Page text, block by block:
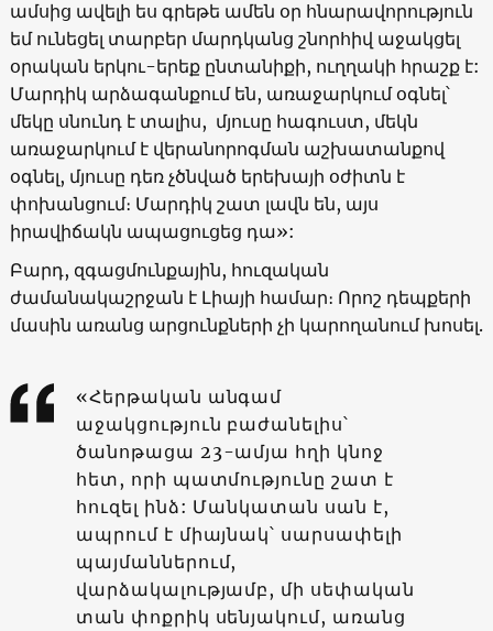
ամսից ավելի ես գրեթե ամեն օր հնարավորություն
եմ ունեցել տարբեր մարդկանց շնորհիվ աջակցել
օրական երկու-երեք ընտանիքի, ուղղակի հրաշք է:
Մարդիկ արձագանքում են, առաջարկում օգնել՝
մեկը սնունդ է տալիս, մյուսը հագուստ, մեկն
առաջարկում է վերանորոգման աշխատանքով
օգնել, մյուսը դեռ չծնված երեխայի օժիտն է
փոխանցում։ Մարդիկ շատ լավն են, այս
իրավիճակն ապացուցեց դա»:
Բարդ, զգացմունքային, հուզական
ժամանակաշրջան է Լիայի համար։ Որոշ դեպքերի
մասին առանց արցունքների չի կարողանում խոսել.
«Հերթական անգամ
աջակցություն բաժանելիս՝
ծանոթացա 23-ամյա հղի կնոջ
հետ, որի պատմությունը շատ է
հուզել ինձ: Մանկատան սան է,
ապրում է միայնակ՝ սարսափելի
պայմաններում,
վարձակալությամբ, մի սեփական
տան փոքրիկ սենյակում, առանց